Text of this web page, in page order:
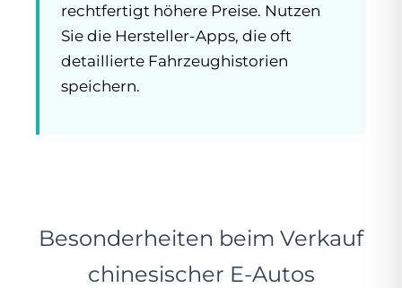
rechtfertigt höhere Preise. Nutzen
Sie die Hersteller-Apps, die oft
detaillierte Fahrzeughistorien
speichern.
Besonderheiten beim Verkauf
chinesischer E-Autos